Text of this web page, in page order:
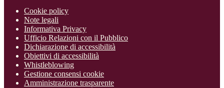
Cookie policy
Note legali
Informativa Privacy
Ufficio Relazioni con il Pubblico
Dichiarazione di accessibilità
Obiettivi di accessibilità
Whistleblowing
Gestione consensi cookie
Amministrazione trasparente